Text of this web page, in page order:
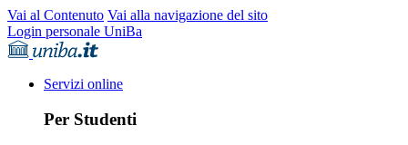
Vai al Contenuto Vai alla navigazione del sito
Login personale UniBa
Servizi online
Per Studenti